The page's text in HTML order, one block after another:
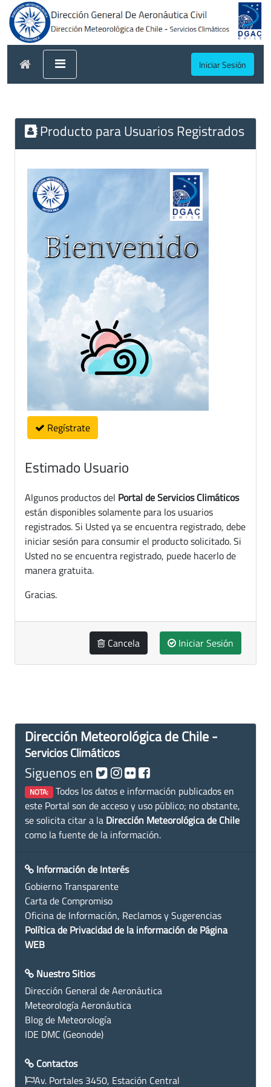
Iniciar Sesión
Producto para Usuarios Registrados
Regístrate
Estimado Usuario
Algunos productos del Portal de Servicios Climáticos
están disponibles solamente para los usuarios
registrados. Si Usted ya se encuentra registrado, debe
iniciar sesión para consumir el producto solicitado. Si
Usted no se encuentra registrado, puede hacerlo de
manera gratuita.
Gracias.
Cancela Iniciar Sesión
Dirección Meteorológica de Chile -
Servicios Climáticos
Siguenos en
NOTA: Todos los datos e información publicados en
este Portal son de acceso y uso público; no obstante,
se solicita citar a la Dirección Meteorológica de Chile
como la fuente de la información.
Información de Interés
Gobierno Transparente
Carta de Compromiso
Oficina de Información, Reclamos y Sugerencias
Política de Privacidad de la información de Página
WEB
Nuestro Sitios
Dirección General de Aeronáutica
Meteorología Aeronáutica
Blog de Meteorología
IDE DMC (Geonode)
Contactos
Av. Portales 3450, Estación Central